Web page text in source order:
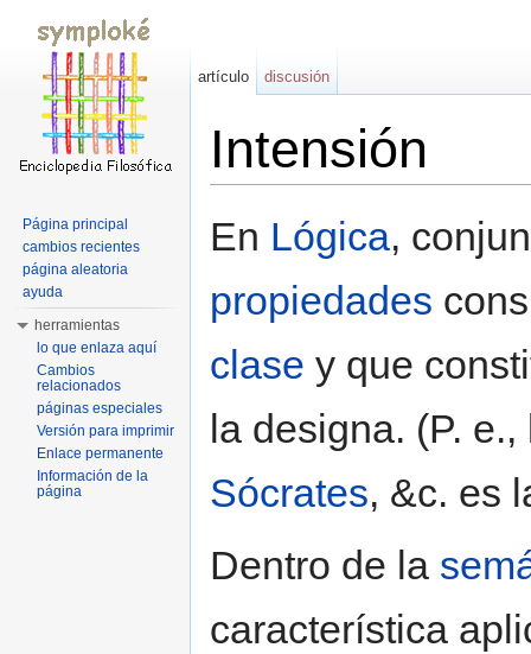
Intensión
En Lógica,
propiedades
clase y que
la designa. (P.
Sócrates, &c. es
Dentro de la
característica
artículo discusión
Página principal
cambios recientes
página aleatoria
ayuda
herramientas
lo que enlaza aquí
Cambios
relacionados
páginas especiales
Versión para imprimir
Enlace permanente
Información de la
página